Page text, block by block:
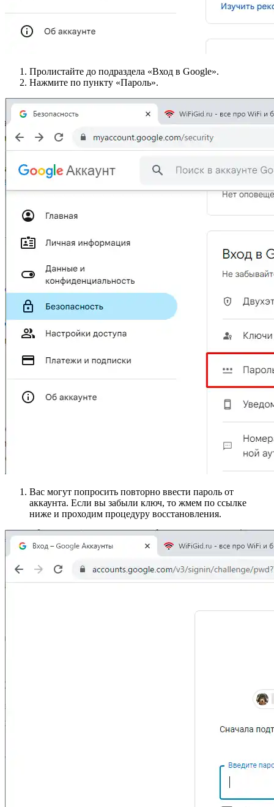
Пролистайте до подраздела «Вход в Google».
Нажмите по пункту «Пароль».
Вас могут попросить повторно ввести пароль от
аккаунта. Если вы забыли ключ, то жмем по ссылке
ниже и проходим процедуру восстановления.